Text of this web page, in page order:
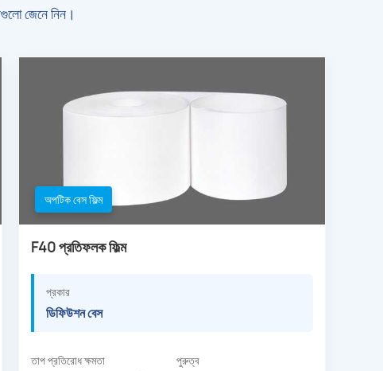
জেনে নিন।
অপটিক বেস ফিল্ম
F40 প্রতিফলক ফিল্ম
প্রকার
ডিফিউশন বেস
তাপ প্রতিরোধ ক্ষমতা
পুরুত্ব